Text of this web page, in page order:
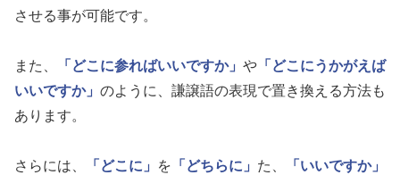
させる事が可能です。
また、 「どこに参ればいいですか」 や 「どこにうかがえば
いいですか」 のように、謙譲語の表現で置き換える方法も
あります。
さらには、 「どこに」 を 「どちらに」 た、
「いいですか」